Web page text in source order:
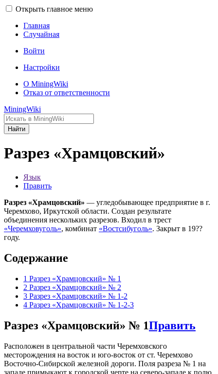
Открыть главное меню
Главная
Случайная
Войти
Настройки
О MiningWiki
Отказ от ответственности
MiningWiki
Найти
Разрез «Храмцовский»
Язык
Править
Разрез «Храмцовский» — угледобывающее предприятие в г.
Черемхово, Иркутской области. Создан результате
объединения нескольких разрезов. Входил в трест
«Черемховуголь», комбинат «Востсибуголь». Закрыт в 19??
году.
Содержание
1 Разрез «Храмцовский» № 1
2 Разрез «Храмцовский» № 2
3 Разрез «Храмцовский» № 1-2
4 Разрез «Храмцовский» № 1-2-3
Разрез «Храмцовский» № 1Править
Расположен в центральной части Черемховского
месторождения на восток и юго-восток от ст. Черемхово
Восточно-Сибирской железной дороги. Поля разреза № 1 на
западе примыкают к городской черте на северо-западе к полю